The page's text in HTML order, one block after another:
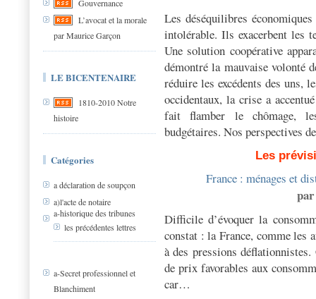
Gouvernance
L’avocat et la morale
par Maurice Garçon
LE BICENTENAIRE
1810-2010 Notre
histoire
Catégories
a déclaration de soupçon
a)l'acte de notaire
a-historique des tribunes
les précédentes lettres
a-Secret professionnel et
Blanchiment
Les déséquilibres
intolérable. Ils exacerbent les
Une solution coopérative
démontré la mauvaise volonté
réduire les excédents des uns,
occidentaux, la crise a
fait flamber le chômage,
budgétaires. Nos perspectives
Les
France : ménages et
par
Difficile d’évoquer la
constat : la France, comme les
à des pressions
de prix favorables aux
car…